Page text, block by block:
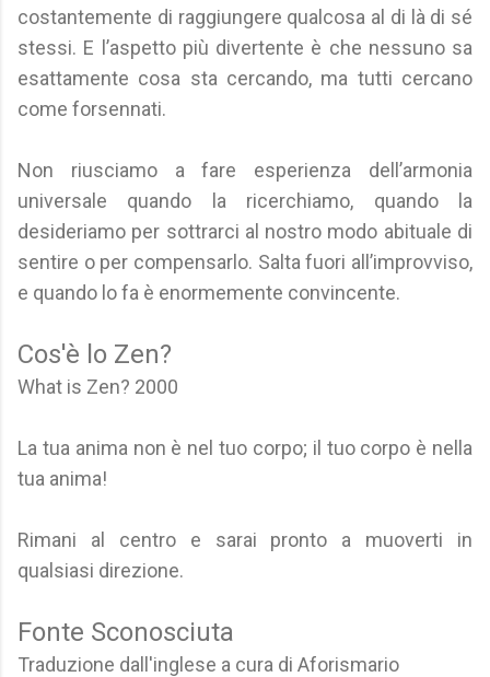
costantemente di raggiungere qualcosa al di là di sé
stessi. E l’aspetto più divertente è che nessuno sa
esattamente cosa sta cercando, ma tutti cercano
come forsennati.
Non riusciamo a fare esperienza dell’armonia
universale quando la ricerchiamo, quando la
desideriamo per sottrarci al nostro modo abituale di
sentire o per compensarlo. Salta fuori all’improvviso,
e quando lo fa è enormemente convincente.
Cos'è lo Zen?
What is Zen? 2000
La tua anima non è nel tuo corpo; il tuo corpo è nella
tua anima!
Rimani al centro e sarai pronto a muoverti in
qualsiasi direzione.
Fonte Sconosciuta
Traduzione dall'inglese a cura di Aforismario